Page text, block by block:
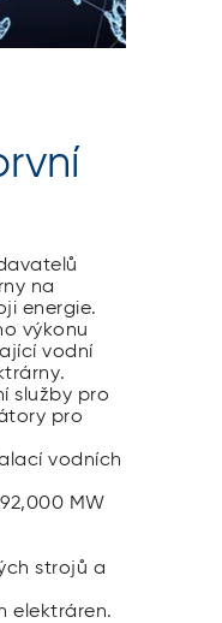
na
energie.
výkonu
vodní
služby pro
pro
vodních
MW
strojů a
elektráren.